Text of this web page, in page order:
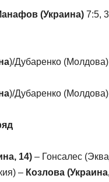
(Украина) 7:5,
)/Дубаренко
)/Дубаренко
14) – Гонсалес
– Козлова